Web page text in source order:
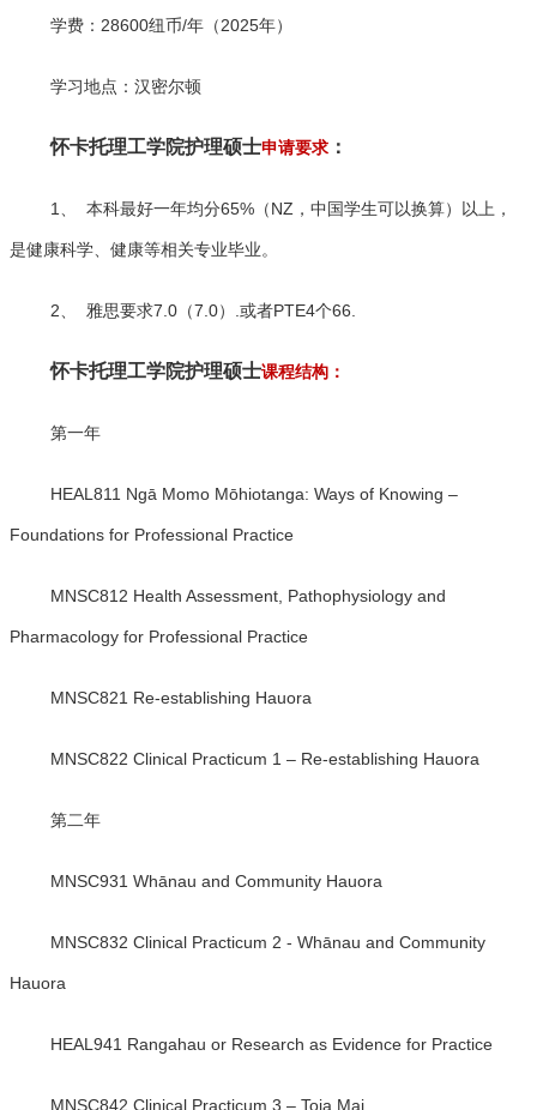
学费：28600纽币/年（2025年）
学习地点：汉密尔顿
怀卡托理工学院护理硕士申请要求 ：
1、 本科最好一年均分65%（NZ，中国学生可以换算）以上，
是健康科学、健康等相关专业毕业。
2、 雅思要求7.0（7.0）.或者PTE4个66.
怀卡托理工学院护理硕士课程结构：
第一年
HEAL811 Ngā Momo Mōhiotanga: Ways of Knowing –
Foundations for Professional Practice
MNSC812 Health Assessment, Pathophysiology and
Pharmacology for Professional Practice
MNSC821 Re-establishing Hauora
MNSC822 Clinical Practicum 1 – Re-establishing Hauora
第二年
MNSC931 Whānau and Community Hauora
MNSC832 Clinical Practicum 2 - Whānau and Community
Hauora
HEAL941 Rangahau or Research as Evidence for Practice
MNSC842 Clinical Practicum 3 – Toia Mai